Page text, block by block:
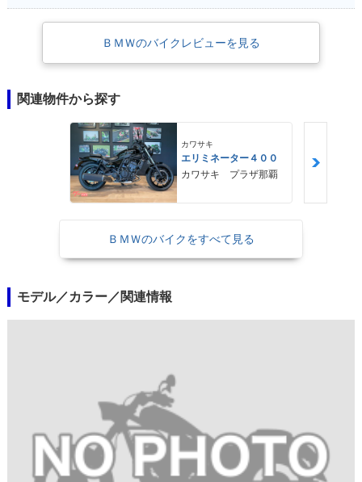
ＢＭＷのバイクレビューを見る
関連物件から探す
カワサキ
エリミネーター４００
カワサキ プラザ那覇
ＢＭＷのバイクをすべて見る
モデル／カラー／関連情報